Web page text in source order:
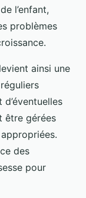
l’enfant,
problèmes
ainsi une
être gérées
des
pour